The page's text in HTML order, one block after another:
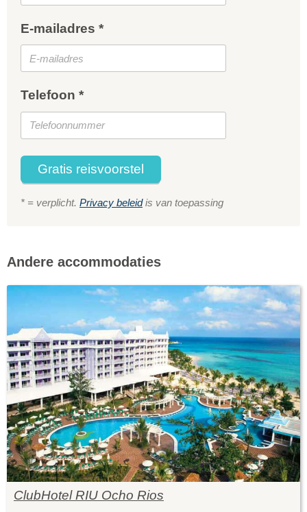
E-mailadres *
Telefoon *
Gratis reisvoorstel
* = verplicht. Privacy beleidis van toepassing
Andere accommodaties
ClubHotel RIU Ocho Rios